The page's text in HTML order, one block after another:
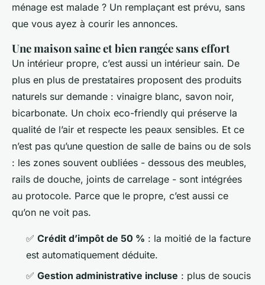
ménage est malade ? Un remplaçant est prévu, sans
que vous ayez à courir les annonces.
Une maison saine et bien rangée sans effort
Un intérieur propre, c’est aussi un intérieur sain. De
plus en plus de prestataires proposent des produits
naturels sur demande : vinaigre blanc, savon noir,
bicarbonate. Un choix eco-friendly qui préserve la
qualité de l’air et respecte les peaux sensibles. Et ce
n’est pas qu’une question de salle de bains ou de sols
: les zones souvent oubliées - dessous des meubles,
rails de douche, joints de carrelage - sont intégrées
au protocole. Parce que le propre, c’est aussi ce
qu’on ne voit pas.
✅ Crédit d’impôt de 50 % : la moitié de la facture
est automatiquement déduite.
✅ Gestion administrative incluse : plus de soucis